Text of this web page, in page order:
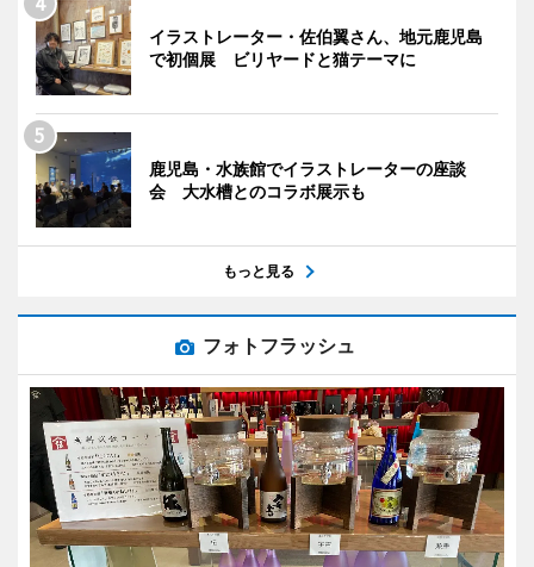
イラストレーター・佐伯翼さん、地元鹿児島
で初個展 ビリヤードと猫テーマに
鹿児島・水族館でイラストレーターの座談
会 大水槽とのコラボ展示も
もっと見る
フォトフラッシュ